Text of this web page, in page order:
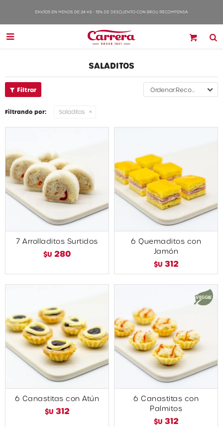

SALADITOS
Recomendados
Filtrando por: Saladitos
7 Arrolladitos Surtidos
$U 280
6 Quemaditos con
Jamón
$U 312
6 Canastitas con Atún
$U 312
6 Canastitas con
Palmitos
$U 312